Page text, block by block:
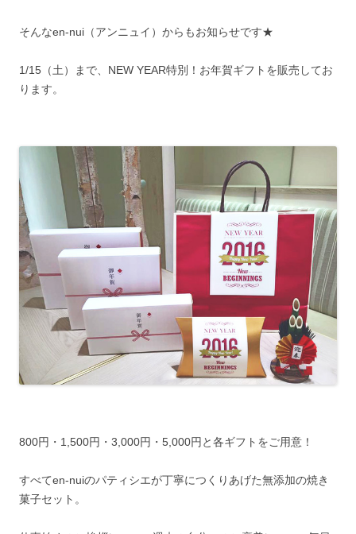
そんなen-nui（アンニュイ）からもお知らせです★
1/15（土）まで、NEW YEAR特別！お年賀ギフトを販売してお
ります。
800円・1,500円・3,000円・5,000円と各ギフトをご用意！
すべてen-nuiのパティシエが丁寧につくりあげた無添加の焼き
菓子セット。